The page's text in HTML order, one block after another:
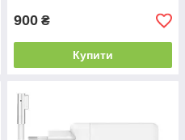
900 ₴
Купити